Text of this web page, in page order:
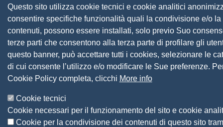
Questo sito utilizza cookie tecnici e cookie analitici
consentire specifiche funzionalità quali la condivisione e/o
contenuti, possono essere installati, solo previo Suo
terze parti che consentono alla terza parte di profilare gli
questo banner, può accettare tutti i cookies, selezionare le
di cui consente l’utilizzo e/o modificare le Sue preferenze.
Cookie Policy completa, clicchi More info
Cookie tecnici
Cookie necessari per il funzionamento del sito e cookie
Cookie per la condivisione dei contenuti di questo sito